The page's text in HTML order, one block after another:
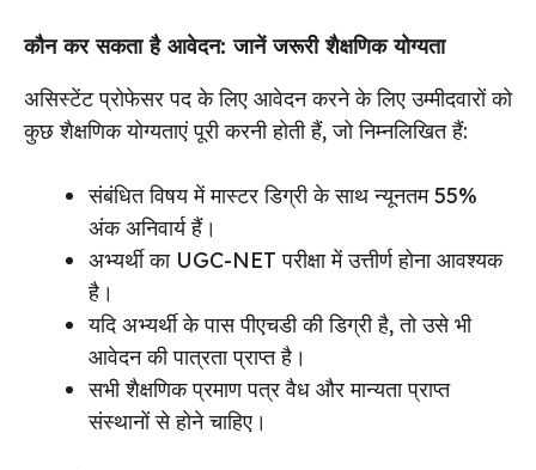
कौन कर सकता है आवेदन: जानें जरूरी शैक्षणिक योग्यता
असिस्टेंट प्रोफेसर पद के लिए आवेदन करने के लिए उम्मीदवारों को
कुछ शैक्षणिक योग्यताएं पूरी करनी होती हैं, जो निम्नलिखित हैं:
संबंधित विषय में मास्टर डिग्री के साथ न्यूनतम 55%
अंक अनिवार्य हैं।
अभ्यर्थी का UGC-NET परीक्षा में उत्तीर्ण होना आवश्यक
है।
यदि अभ्यर्थी के पास पीएचडी की डिग्री है, तो उसे भी
आवेदन की पात्रता प्राप्त है।
सभी शैक्षणिक प्रमाण पत्र वैध और मान्यता प्राप्त
संस्थानों से होने चाहिए।